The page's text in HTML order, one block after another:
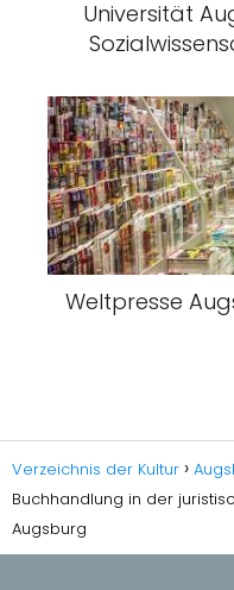
Universität
Weltpresse
Verzeichnis der Kultur
Buchhandlung in der
Augsburg